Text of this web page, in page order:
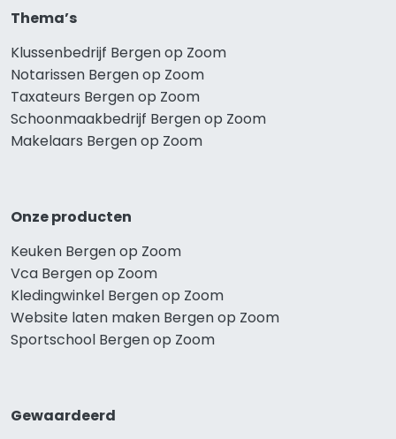
Thema’s
Klussenbedrijf Bergen op Zoom
Notarissen Bergen op Zoom
Taxateurs Bergen op Zoom
Schoonmaakbedrijf Bergen op Zoom
Makelaars Bergen op Zoom
Onze producten
Keuken Bergen op Zoom
Vca Bergen op Zoom
Kledingwinkel Bergen op Zoom
Website laten maken Bergen op Zoom
Sportschool Bergen op Zoom
Gewaardeerd